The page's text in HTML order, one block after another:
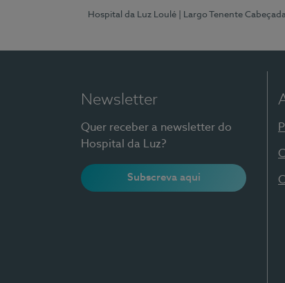
Hospital da Luz Loulé | Largo Tenente
Newsletter
Quer receber a newsletter do
Hospital da Luz?
Subscreva aqui